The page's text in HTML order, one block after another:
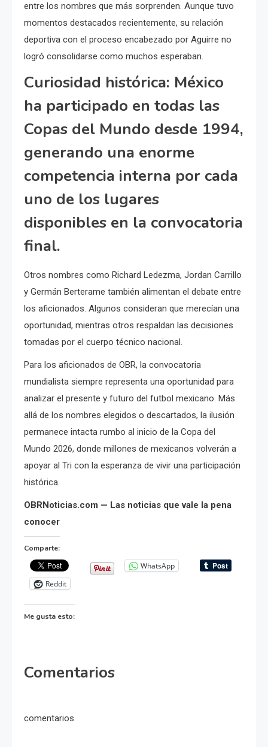
entre los nombres que más sorprenden. Aunque tuvo
momentos destacados recientemente, su relación
deportiva con el proceso encabezado por Aguirre no
logró consolidarse como muchos esperaban.
Curiosidad histórica: México
ha participado en todas las
Copas del Mundo desde 1994,
generando una enorme
competencia interna por cada
uno de los lugares
disponibles en la convocatoria
final.
Otros nombres como Richard Ledezma, Jordan Carrillo
y Germán Berterame también alimentan el debate entre
los aficionados. Algunos consideran que merecían una
oportunidad, mientras otros respaldan las decisiones
tomadas por el cuerpo técnico nacional.
Para los aficionados de OBR, la convocatoria
mundialista siempre representa una oportunidad para
analizar el presente y futuro del futbol mexicano. Más
allá de los nombres elegidos o descartados, la ilusión
permanece intacta rumbo al inicio de la Copa del
Mundo 2026, donde millones de mexicanos volverán a
apoyar al Tri con la esperanza de vivir una participación
histórica.
OBRNoticias.com — Las noticias que vale la pena
conocer
Comparte:
WhatsApp
Reddit
Me gusta esto:
Comentarios
comentarios